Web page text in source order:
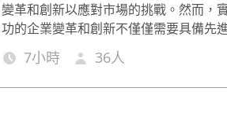
變革和創新以應對市場的挑戰。然而，
功的企業變革和創新不僅僅需要具備先
術和策略，更需要有卓越的領導力來引導
隊，建立創新文化，並有效推動變革的實
本課程將幫助企業內部的領導者和管理
7小時 36人